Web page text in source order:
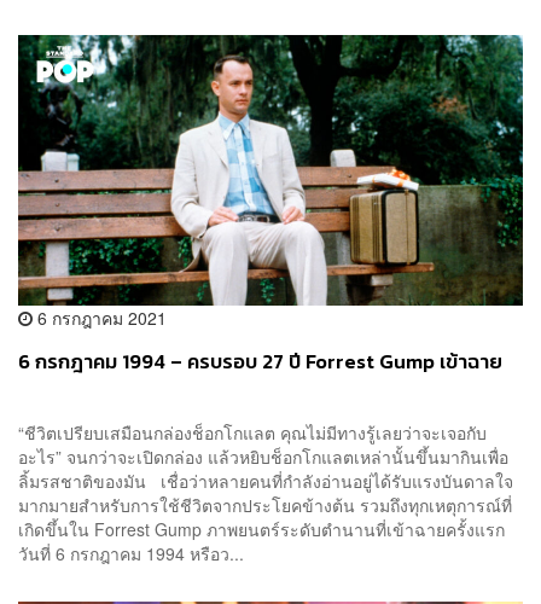
6 กรกฎาคม 2021
6 กรกฎาคม 1994 – ครบรอบ 27 ปี Forrest Gump เข้าฉาย
“ชีวิตเปรียบเสมือนกล่องช็อกโกแลต คุณไม่มีทางรู้เลยว่าจะเจอกับ
อะไร” จนกว่าจะเปิดกล่อง แล้วหยิบช็อกโกแลตเหล่านั้นขึ้นมากินเพื่อ
ลิ้มรสชาติของมัน เชื่อว่าหลายคนที่กำลังอ่านอยู่ได้รับแรงบันดาลใจ
มากมายสำหรับการใช้ชีวิตจากประโยคข้างต้น รวมถึงทุกเหตุการณ์ที่
เกิดขึ้นใน Forrest Gump ภาพยนตร์ระดับตำนานที่เข้าฉายครั้งแรก
วันที่ 6 กรกฎาคม 1994 หรือว...